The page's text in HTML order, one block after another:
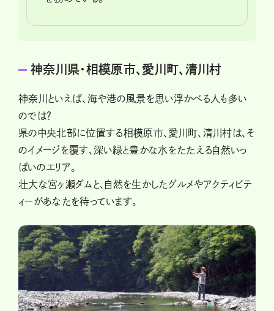
神奈川県・相模原市、愛川町、清川村
神奈川といえば、海や港の風景を思い浮かべる人も多い
のでは？
県の中央北部に位置する相模原市、愛川町、清川村は、そ
のイメージを覆す、深い緑と豊かな水をたたえる自然いっ
ぱいのエリア。
壮大な宮ヶ瀬ダムと、自然を生かしたグルメやアクティビテ
ィーがあなたを待っています。